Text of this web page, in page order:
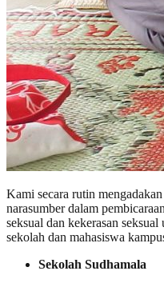
Kami secara rutin
narasumber dalam
seksual dan kekerasan
sekolah dan mahasiswa
Sekolah Sudhamala